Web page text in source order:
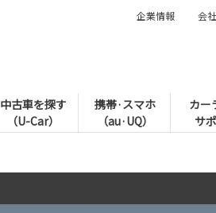
中古車を探す
（U-Car）
携帯·スマホ
（au·UQ）
カー
サ
企業情報 会